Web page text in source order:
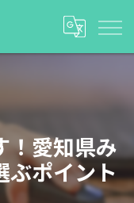
！愛知県み
ぶポイント